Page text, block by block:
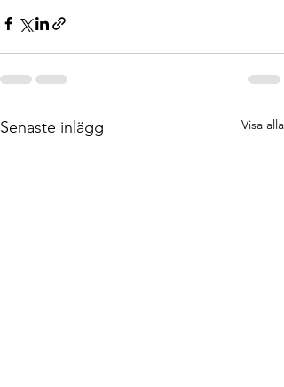
Senaste inlägg Visa alla